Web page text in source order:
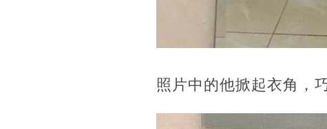
照片中的他掀起衣角，